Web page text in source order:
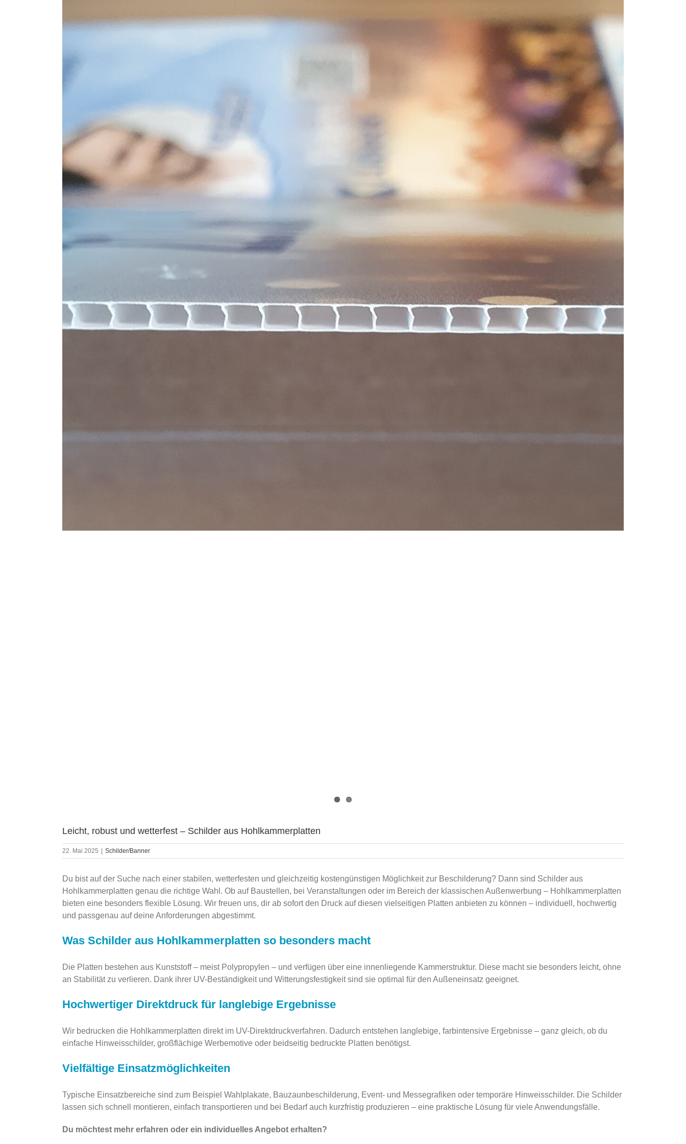
Leicht, robust und wetterfest – Schilder aus Hohlkammerplatten
22. Mai 2025 | Schilder/Banner
Du bist auf der Suche nach einer stabilen, wetterfesten und gleichzeitig kostengünstigen Möglichkeit zur Beschilderung? Dann sind Schilder aus
Hohlkammerplatten genau die richtige Wahl. Ob auf Baustellen, bei Veranstaltungen oder im Bereich der klassischen Außenwerbung – Hohlkammerplatten
bieten eine besonders flexible Lösung. Wir freuen uns, dir ab sofort den Druck auf diesen vielseitigen Platten anbieten zu können – individuell, hochwertig
und passgenau auf deine Anforderungen abgestimmt.
Was Schilder aus Hohlkammerplatten so besonders macht
Die Platten bestehen aus Kunststoff – meist Polypropylen – und verfügen über eine innenliegende Kammerstruktur. Diese macht sie besonders leicht, ohne
an Stabilität zu verlieren. Dank ihrer UV-Beständigkeit und Witterungsfestigkeit sind sie optimal für den Außeneinsatz geeignet.
Hochwertiger Direktdruck für langlebige Ergebnisse
Wir bedrucken die Hohlkammerplatten direkt im UV-Direktdruckverfahren. Dadurch entstehen langlebige, farbintensive Ergebnisse – ganz gleich, ob du
einfache Hinweisschilder, großflächige Werbemotive oder beidseitig bedruckte Platten benötigst.
Vielfältige Einsatzmöglichkeiten
Typische Einsatzbereiche sind zum Beispiel Wahlplakate, Bauzaunbeschilderung, Event- und Messegrafiken oder temporäre Hinweisschilder. Die Schilder
lassen sich schnell montieren, einfach transportieren und bei Bedarf auch kurzfristig produzieren – eine praktische Lösung für viele Anwendungsfälle.
Du möchtest mehr erfahren oder ein individuelles Angebot erhalten?